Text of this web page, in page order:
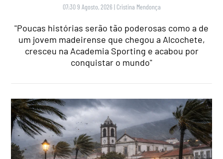
07:30 9 Agosto, 2026 | Cristina Mendonça
"Poucas histórias serão tão poderosas como a de
um jovem madeirense que chegou a Alcochete,
cresceu na Academia Sporting e acabou por
conquistar o mundo"